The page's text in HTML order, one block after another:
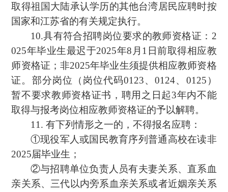
取得祖国大陆承认学历的其他台湾居民应聘时按
国家和江苏省的有关规定执行。
10.具有符合招聘岗位要求的教师资格证：2
025年毕业生最迟于2025年8月1日前取得相应教
师资格证；非2025年毕业生须提供相应教师资格
证。部分岗位（岗位代码0123、0124、0125）
暂不要求教师资格证书，聘用之日起3年内不能
取得与报考岗位相应教师资格证的予以解聘。
11. 有下列情形之一的，不得报名应聘：
①现役军人或国民教育序列普通高校在读非
2025届毕业生；
②与招聘单位负责人员有夫妻关系、直系血
亲关系、三代以内旁系血亲关系或者近姻亲关系